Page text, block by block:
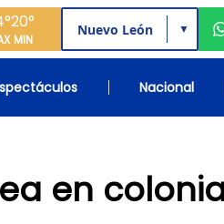
20°
MIN
▼
Nacional
en